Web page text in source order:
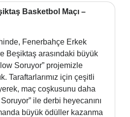
Basketbol Maçı –
Fenerbahçe Erkek
Beşiktaş arasındaki büyük
Soruyor” projemizle
Taraftarlarımız için çeşitli
maç coşkusunu daha
ile derbi heyecanını
büyük ödüller kazanma